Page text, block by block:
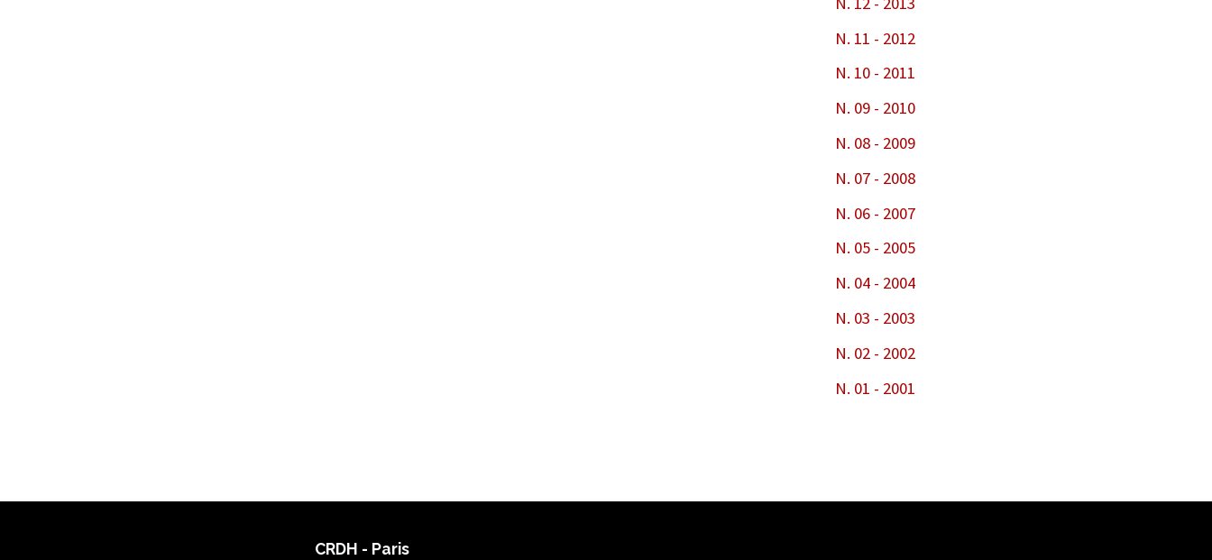
N. 11 - 2012
N. 10 - 2011
N. 09 - 2010
N. 08 - 2009
N. 07 - 2008
N. 06 - 2007
N. 05 - 2005
N. 04 - 2004
N. 03 - 2003
N. 02 - 2002
N. 01 - 2001
CRDH - Paris